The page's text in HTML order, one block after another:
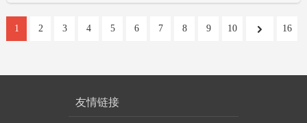
1 2 3 4 5 6 7 8 9 10 16
友情链接